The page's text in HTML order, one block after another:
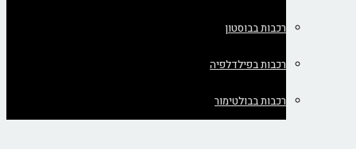
רכבות בבוסטון
רכבות בפילדלפיה
רכבות בבולטימור